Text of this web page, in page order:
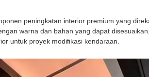
peningkatan interior premium yang
warna dan bahan yang dapat
untuk proyek modifikasi kendaraan.